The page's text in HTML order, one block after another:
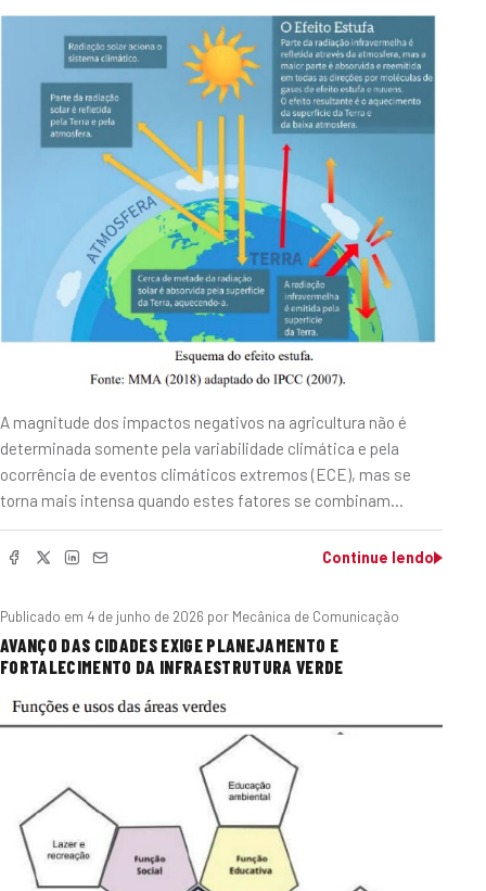
A magnitude dos impactos negativos na agricultura não é
determinada somente pela variabilidade climática e pela
ocorrência de eventos climáticos extremos (ECE), mas se
torna mais intensa quando estes fatores se combinam…
Continue lendo
Publicado em 4 de junho de 2026 por Mecânica de Comunicação
AVANÇO DAS CIDADES EXIGE PLANEJAMENTO E
FORTALECIMENTO DA INFRAESTRUTURA VERDE